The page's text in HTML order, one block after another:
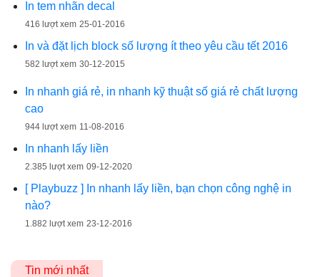
In tem nhãn decal
416 lượt xem 25-01-2016
In và đặt lịch block số lượng ít theo yêu cầu tết 2016
582 lượt xem 30-12-2015
In nhanh giá rẻ, in nhanh kỹ thuật số giá rẻ chất lượng
cao
944 lượt xem 11-08-2016
In nhanh lấy liền
2.385 lượt xem 09-12-2020
[ Playbuzz ] In nhanh lấy liền, bạn chọn công nghệ in
nào?
1.882 lượt xem 23-12-2016
Tin mới nhất